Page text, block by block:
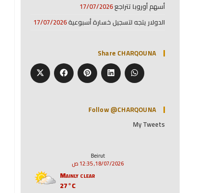
أسهم أوروبا تتراجع17/07/2026
الدولار يتجه لتسجيل خسارة أسبوعية17/07/2026
Share CHARQOUNA
Follow @CHARQOUNA
My Tweets
Beirut
18/07/2026, 12:35 ص
Mainly clear
27°C